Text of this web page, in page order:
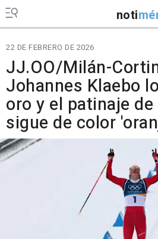
noti
22 DE FEBRERO DE 2026
JJ.OO/Milán-
Johannes Klaebo
oro y el patinaje
sigue de color